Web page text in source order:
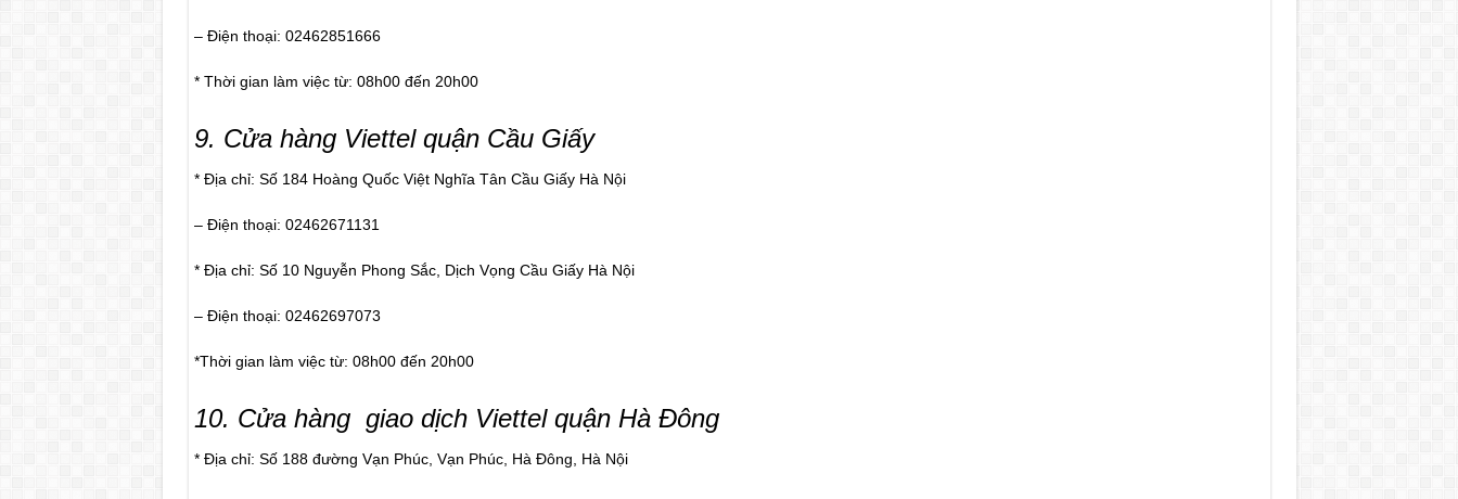
– Điện thoại: 02462851666
* Thời gian làm việc từ: 08h00 đến 20h00
9. Cửa hàng Viettel quận Cầu Giấy
* Địa chỉ: Số 184 Hoàng Quốc Việt Nghĩa Tân Cầu Giấy Hà Nội
– Điện thoại: 02462671131
* Địa chỉ: Số 10 Nguyễn Phong Sắc, Dịch Vọng Cầu Giấy Hà Nội
– Điện thoại: 02462697073
*Thời gian làm việc từ: 08h00 đến 20h00
10. Cửa hàng giao dịch Viettel quận Hà Đông
* Địa chỉ: Số 188 đường Vạn Phúc, Vạn Phúc, Hà Đông, Hà Nội